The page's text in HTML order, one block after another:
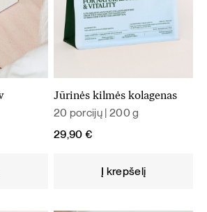
Jūrinės kilmės kolagenas
20 porcijų | 200 g
29,90 €
Į krepšelį